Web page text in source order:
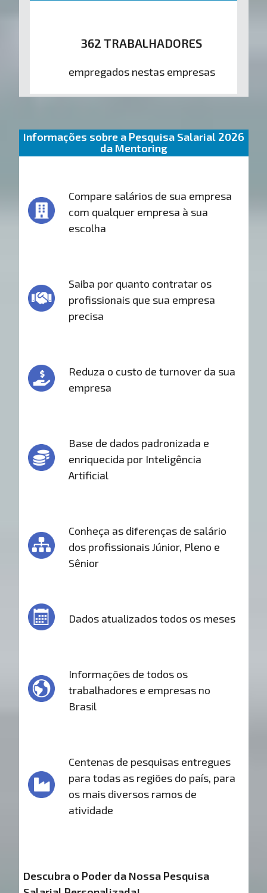
362 TRABALHADORES
empregados nestas empresas
Informações sobre a Pesquisa Salarial 2026
da Mentoring
Compare salários de sua empresa
com qualquer empresa à sua
escolha
Saiba por quanto contratar os
profissionais que sua empresa
precisa
Reduza o custo de turnover da sua
empresa
Base de dados padronizada e
enriquecida por Inteligência
Artificial
Conheça as diferenças de salário
dos profissionais Júnior, Pleno e
Sênior
Dados atualizados todos os meses
Informações de todos os
trabalhadores e empresas no
Brasil
Centenas de pesquisas entregues
para todas as regiões do país, para
os mais diversos ramos de
atividade
Descubra o Poder da Nossa Pesquisa